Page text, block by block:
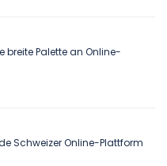
breite Palette an Online-
Schweizer Online-Plattform